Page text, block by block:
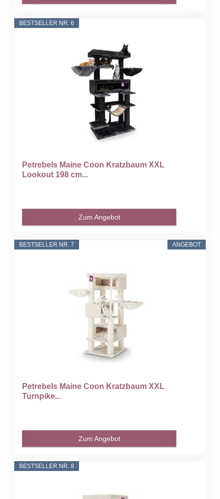
BESTSELLER NR. 6
Petrebels Maine Coon Kratzbaum XXL
Lookout 198 cm...
Zum Angebot
ANGEBOT
BESTSELLER NR. 7
Petrebels Maine Coon Kratzbaum XXL
Turnpike...
Zum Angebot
BESTSELLER NR. 8